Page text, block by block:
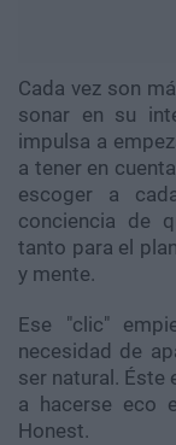
Cada vez son
sonar en su
impulsa a
a tener en
escoger a
conciencia de
tanto para el
y mente.
Ese "clic"
necesidad de
ser natural. Éste
a hacerse eco
Honest.